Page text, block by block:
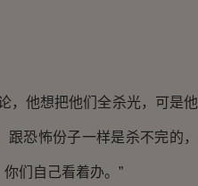
他想把他们全杀光，可是他
恐怖份子一样是杀不完的，
们自己看着办。”